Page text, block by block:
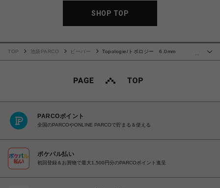
SHOP TOP
TOP 池袋PARCO ビーバー
Topologie/トポロジー 6.0mm
PARCOポイント
全国のPARCOやONLINE PARCOで貯まる＆使える
ポケパル払い
初回登録＆お買物で最大1,500円分のPARCOポイント進呈